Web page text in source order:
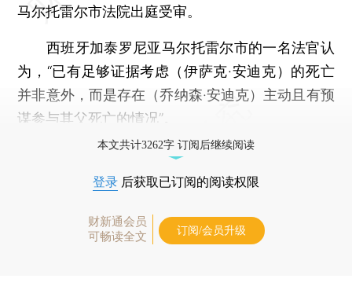
马尔托雷尔市法院出庭受审。
西班牙加泰罗尼亚马尔托雷尔市的一名法官认
为，“已有足够证据考虑（伊萨克·安迪克）的死亡
并非意外，而是存在（乔纳森·安迪克）主动且有预
谋参与其父死亡的情况”。
本文共计3262字 订阅后继续阅读
登录 后获取已订阅的阅读权限
财新通会员
可畅读全文
订阅/会员升级